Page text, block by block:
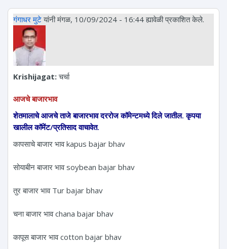
गंगाधर मुटेयांनी मंगळ, 10/09/2024 - 16:44 ह्यावेळी प्रकाशित केले.
Krishijagat:चर्चा
आजचे बाजारभाव
शेतमालाचे आजचे ताजे बाजारभाव दररोज कॉमेन्टमध्ये दिले जातील. कृपया
खालील कॉमेंट/प्रतिसाद वाचावेत.
कापसाचे बाजार भाव kapus bajar bhav
सोयाबीन बाजार भाव soybean bajar bhav
तुर बाजार भाव Tur bajar bhav
चना बाजार भाव chana bajar bhav
कापूस बाजार भाव cotton bajar bhav